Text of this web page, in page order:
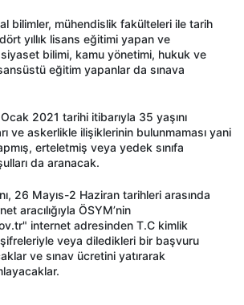
bilimler, mühendislik fakülteleri ile tarih
yıllık lisans eğitimi yapan ve
siyaset bilimi, kamu yönetimi, hukuk ve
eğitim yapanlar da sınava
2021 tarihi itibarıyla 35 yaşını
ve askerlikle ilişiklerinin bulunmaması yani
erteletmiş veya yedek sınıfa
da aranacak.
26 Mayıs-2 Haziran tarihleri arasında
aracılığıyla ÖSYM’nin
internet adresinden T.C kimlik
veya diledikleri bir başvuru
ve sınav ücretini yatırarak